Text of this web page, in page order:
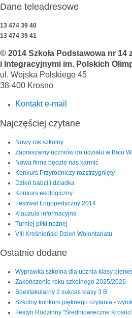
Dane teleadresowe
13 474 39 40
13 474 39 41
© 2014 Szkoła Podstawowa nr 14
i Integracyjnymi im. Polskich
ul. Wojska Polskiego 45
38-400 Krosno
Kontakt e-mail
Najczęściej czytane
Nowy rok szkolny
Zapraszamy uczniów do udziału w Balu
Nowa firma będzie nas karmić
Konkurs Przyrodniczy rozstrzygnięty
Dzień babci i dziadka
Konkurs ekologiczny
Festiwal Logopedyczny 2014
Klauzula informacyjna
Turniej piłki nożnej
VIII Krośnieński Dzień Wolontariatu
Ostatnio dodane
Wyprawka szkolna dla ucznia klasy
Zakończenie roku szkolnego 2025/2026
Spektakularny 2 sukces klasy 3 B
Szkolny konkurs pięknego czytania -
Festyn Rodzinny "Średniowieczne